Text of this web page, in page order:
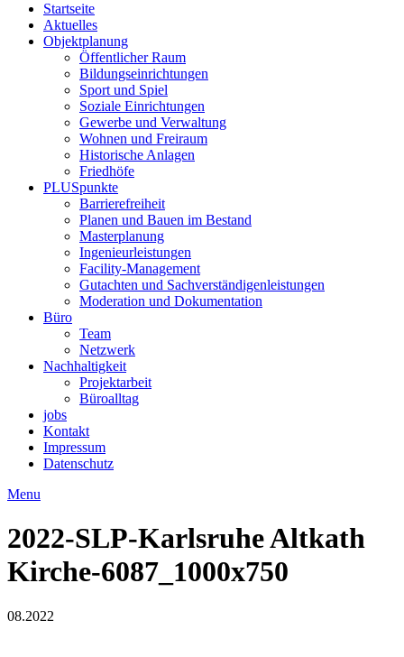
Startseite
Aktuelles
Objektplanung
Öffentlicher Raum
Bildungseinrichtungen
Sport und Spiel
Soziale Einrichtungen
Gewerbe und Verwaltung
Wohnen und Freiraum
Historische Anlagen
Friedhöfe
PLUSpunkte
Barrierefreiheit
Planen und Bauen im Bestand
Masterplanung
Ingenieurleistungen
Facility-Management
Gutachten und Sachverständigenleistungen
Moderation und Dokumentation
Büro
Team
Netzwerk
Nachhaltigkeit
Projektarbeit
Büroalltag
jobs
Kontakt
Impressum
Datenschutz
Menu
2022-SLP-Karlsruhe Altkath
Kirche-6087_1000x750
08.2022